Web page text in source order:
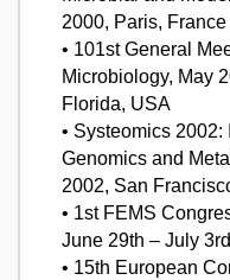
2000, Paris, France
• 101st General
Microbiology, May
Florida, USA
• Systeomics
Genomics and
2002, San
• 1st FEMS
June 29th – July
• 15th European